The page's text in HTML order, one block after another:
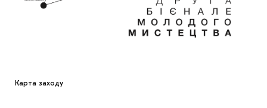
Карта заходу